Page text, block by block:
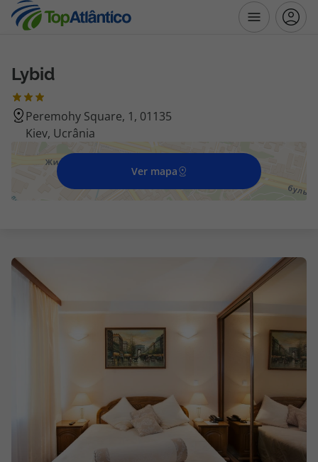
Destinos
Voos
Hotéis
Voos + Hotel
Disneyland ® Paris
Escapadinhas
Especialistas
Cheque Viagem
Lybid
Peremohy Square, 1, 01135
Kiev, Ucrânia
Ver mapa